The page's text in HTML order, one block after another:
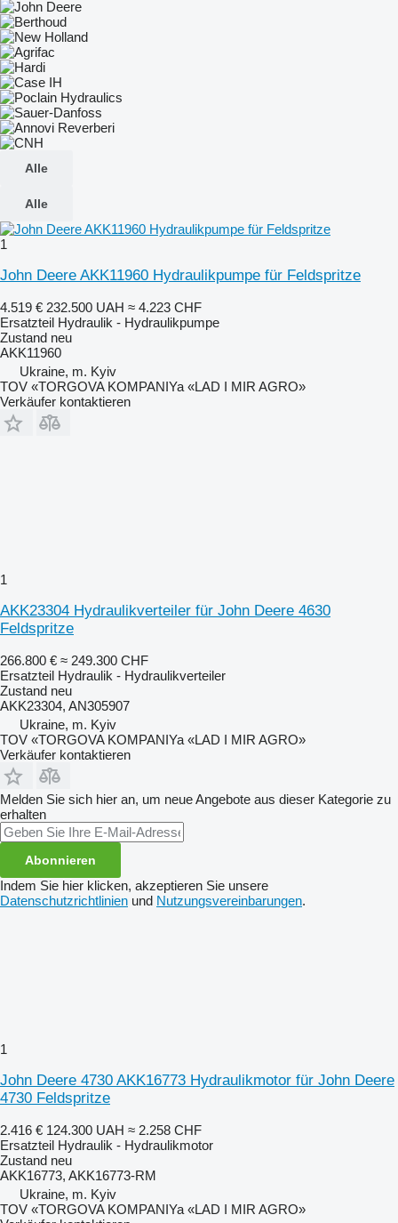
Alle
Alle
1
John Deere AKK11960 Hydraulikpumpe für Feldspritze
4.519 € 232.500 UAH ≈ 4.223 CHF
Ersatzteil Hydraulik - Hydraulikpumpe
Zustand neu
AKK11960
Ukraine, m. Kyiv
TOV «TORGOVA KOMPANIYa «LAD I MIR AGRO»
Verkäufer kontaktieren
1
AKK23304 Hydraulikverteiler für John Deere 4630
Feldspritze
266.800 € ≈ 249.300 CHF
Ersatzteil Hydraulik - Hydraulikverteiler
Zustand neu
AKK23304, AN305907
Ukraine, m. Kyiv
TOV «TORGOVA KOMPANIYa «LAD I MIR AGRO»
Verkäufer kontaktieren
Melden Sie sich hier an, um neue Angebote aus dieser Kategorie zu
erhalten
Abonnieren
Indem Sie hier klicken, akzeptieren Sie unsere
Datenschutzrichtlinien und Nutzungsvereinbarungen.
1
John Deere 4730 AKK16773 Hydraulikmotor für John Deere
4730 Feldspritze
2.416 € 124.300 UAH ≈ 2.258 CHF
Ersatzteil Hydraulik - Hydraulikmotor
Zustand neu
AKK16773, AKK16773-RM
Ukraine, m. Kyiv
TOV «TORGOVA KOMPANIYa «LAD I MIR AGRO»